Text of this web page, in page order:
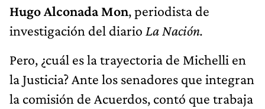
Hugo Alconada Mon, periodista de
investigación del diario La Nación.
Pero, ¿cuál es la trayectoria de Michelli en
la Justicia? Ante los senadores que integran
la comisión de Acuerdos, contó que trabaja